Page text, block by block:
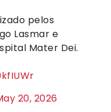
pelos
Lasmar e
Mater Dei.
20, 2026